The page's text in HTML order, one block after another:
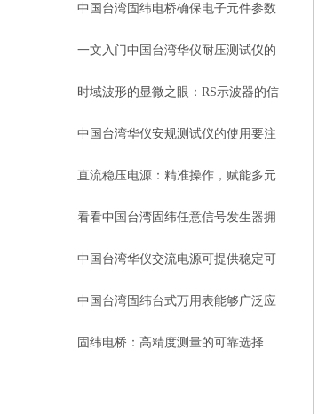
的保障者
中国台湾固纬电桥确保电子元件参数
的准确评估
一文入门中国台湾华仪耐压测试仪的
正确操作
时域波形的显微之眼：RS示波器的信
号捕获原理与多维测试实践
中国台湾华仪安规测试仪的使用要注
意些什么？
直流稳压电源：精准操作，赋能多元
用电场景
看看中国台湾固纬任意信号发生器拥
有哪些*硬件性能?
中国台湾华仪交流电源可提供稳定可
靠的功率输出
中国台湾固纬台式万用表能够广泛应
用于这些领域
固纬电桥：高精度测量的可靠选择